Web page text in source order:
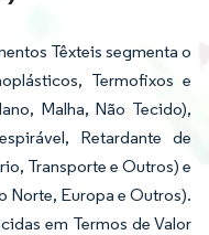
Têxteis segmenta o
Termofixos e
Malha, Não Tecido),
Retardante de
Transporte e Outros) e
Norte, Europa e Outros).
em Termos de Valor